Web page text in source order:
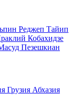
Реджеп Тайип
Кобахидзе
Пезешкиан
Грузия Абхазия